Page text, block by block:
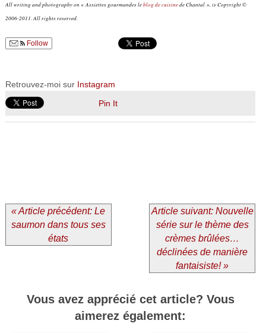
All writing and photography on « Assiettes gourmandes leblog de cuisinede Chantal », is Copyright ©
2006-2011. All rights reserved.
Follow
Retrouvez-moi sur Instagram
Pin It
« Article précédent: Le
saumon dans tous ses
états
Article suivant: Nouvelle
série sur le thème des
crèmes brûlées…
déclinées de manière
fantaisiste! »
Vous avez apprécié cet article? Vous
aimerez également: